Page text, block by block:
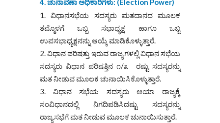
4. ಚುನಾವಣಾ ಅಧಿಕಾರಿಗಳು: (Election Power)
ವಿಧಾನಸಭೆಯ ಸದಸ್ಯರು ಮತದಾನದ ಮೂಲಕ
ತಮ್ಮೊಳಗೆ ಒಬ್ಬ ಸಭಾಧ್ಯಕ್ಷ ಹಾಗೂ ಒಬ್ಬ
ಉಪಸಭಾಧ್ಯಕ್ಷನನ್ನು ಆಯ್ಕೆ ಮಾಡಿಕೊಳ್ಳುತ್ತಾರೆ.
ವಿಧಾನ ಪರಿಷತ್ತು ಇರುವ ರಾಜ್ಯಗಳಲ್ಲಿ ವಿಧಾನ ಸಭೆಯ
ಸದಸ್ಯರು ವಿಧಾನ ಪರಿಷತ್ತಿನ ೧/೩ ರಷ್ಟು ಸದಸ್ಯರನ್ನು
ಮತ ನೀಡುವ ಮೂಲಕ ಚುನಾಯಿಸಿಕೊಳ್ಳುತ್ತಾರೆ.
ವಿಧಾನ ಸಭೆಯ ಸದಸ್ಯರು ಆಯಾ ರಾಜ್ಯಕ್ಕೆ
ಸಂವಿಧಾನದಲ್ಲಿ ನಿಗದಿಪಡಿಸಿದಷ್ಟು ಸದಸ್ಯರನ್ನು
ರಾಜ್ಯಸಭೆಗೆ ಮತ ನೀಡುವ ಮೂಲಕ ಚುನಾಯಿಸುತ್ತಾರೆ.